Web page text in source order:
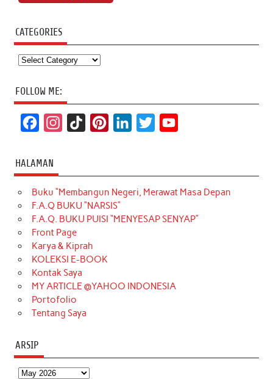
CATEGORIES
Categories
FOLLOW ME:
c
e
b
o
o
k
t
a
g
r
a
m
T
o
k
t
e
r
k
e
d
t
t
e
T
u
b
HALAMAN
Buku “Membangun Negeri, Merawat Masa Depan
F.A.Q BUKU “NARSIS”
F.A.Q. BUKU PUISI “MENYESAP SENYAP”
Front Page
Karya & Kiprah
KOLEKSI E-BOOK
Kontak Saya
MY ARTICLE @YAHOO INDONESIA
Portofolio
Tentang Saya
ARSIP
Arsip